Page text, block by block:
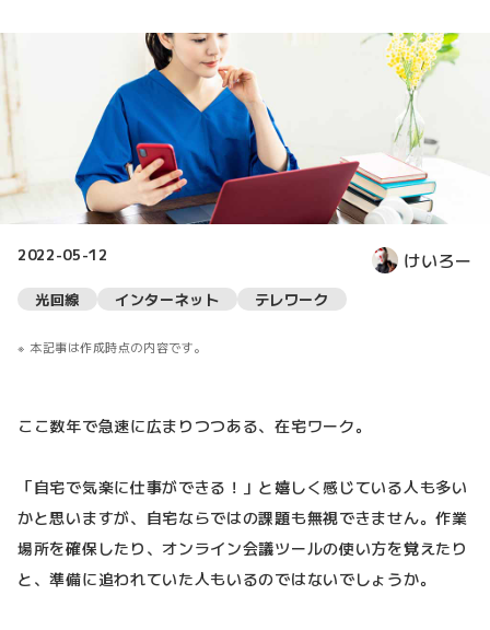
2022-05-12 けいろー
光回線 インターネット テレワーク
本記事は作成時点の内容です。
ここ数年で急速に広まりつつある、在宅ワーク。
「自宅で気楽に仕事ができる！」と嬉しく感じている人も多い
かと思いますが、自宅ならではの課題も無視できません。作業
場所を確保したり、オンライン会議ツールの使い方を覚えたり
と、準備に追われていた人もいるのではないでしょうか。